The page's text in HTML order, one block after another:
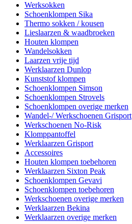
Werksokken
Schoenklompen Sika
Thermo sokken / kousen
Lieslaarzen & waadbroeken
Houten klompen
Wandelsokken
Laarzen vrije tijd
Werklaarzen Dunlop
Kunststof klompen
Schoenklompen Simson
Schoenklompen Strovels
Schoenklompen overige merken
Wandel-/ Werkschoenen Grisport
Werkschoenen No-Risk
Klomppantoffel
Werklaarzen Grisport
Accessoires
Houten klompen toebehoren
Werklaarzen Sixton Peak
Schoenklompen Gevavi
Schoenklompen toebehoren
Werkschoenen overige merken
Werklaarzen Bekina
Werklaarzen overige merken